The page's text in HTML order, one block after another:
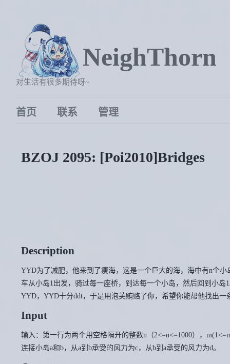
NeighThorn
对生活有很多期待呀~
首页 联系 管理
BZOJ 2095: [Poi2010]Bridges
Description
YYD为了减肥，他来到了瘦海，这是一个巨大的海，海中有n个
车从小岛1出发，骑过每一座桥，到达每一个小岛，然后回到小
YYD，YYD十分ddt，于是用泡芙贿赂了你，希望你能帮他找出一
Input
输入：第一行为两个用空格隔开的整数n（2<=n<=1000），
连接小岛a和b，从a到b承受的风力为c，从b到a承受的风力为d。